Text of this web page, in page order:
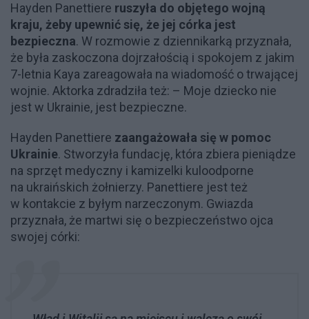
Hayden Panettiere ruszyła do objętego wojną
kraju, żeby upewnić się, że jej córka jest
bezpieczna. W rozmowie z dziennikarką przyznała,
że była zaskoczona dojrzałością i spokojem z jakim
7-letnia Kaya zareagowała na wiadomość o trwającej
wojnie. Aktorka zdradziła też: – Moje dziecko nie
jest w Ukrainie, jest bezpieczne.
Hayden Panettiere zaangażowała się w pomoc
Ukrainie. Stworzyła fundację, która zbiera pieniądze
na sprzęt medyczny i kamizelki kuloodporne
na ukraińskich żołnierzy. Panettiere jest też
w kontakcie z byłym narzeczonym. Gwiazda
przyznała, że martwi się o bezpieczeństwo ojca
swojej córki: